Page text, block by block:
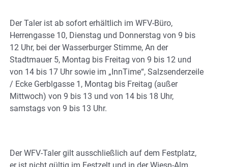
Der Taler ist ab sofort erhältlich im WFV-Büro,
Herrengasse 10, Dienstag und Donnerstag von 9 bis
12 Uhr, bei der Wasserburger Stimme, An der
Stadtmauer 5, Montag bis Freitag von 9 bis 12 und
von 14 bis 17 Uhr sowie im „InnTime“, Salzsenderzeile
/ Ecke Gerblgasse 1, Montag bis Freitag (außer
Mittwoch) von 9 bis 13 und von 14 bis 18 Uhr,
samstags von 9 bis 13 Uhr.
Der WFV-Taler gilt ausschließlich auf dem Festplatz,